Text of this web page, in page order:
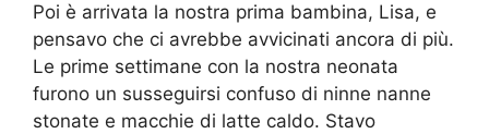
Poi è arrivata la nostra prima bambina, Lisa, e
pensavo che ci avrebbe avvicinati ancora di più.
Le prime settimane con la nostra neonata
furono un susseguirsi confuso di ninne nanne
stonate e macchie di latte caldo. Stavo